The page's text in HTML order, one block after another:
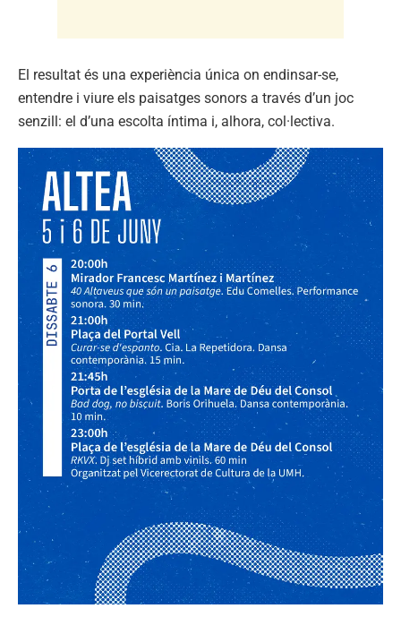
El resultat és una experiència única on endinsar-se,
entendre i viure els paisatges sonors a través d’un joc
senzill: el d’una escolta íntima i, alhora, col·lectiva.